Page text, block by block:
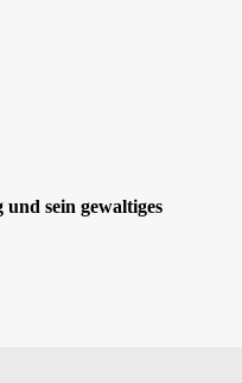
sein gewaltiges